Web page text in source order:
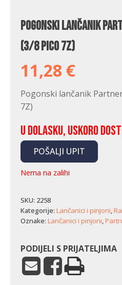
Pogonski lančanik
(3/8 pico 7Z)
11,28 €
Pogonski lančanik
7Z)
U dolasku, uskoro
POŠALJI UPIT
Nema na zalihi
SKU: 2258
Kategorije: Lančanici i pinjoni,
Oznake: Lančanici i pinjoni,
PODIJELI S PRIJATELJIMA